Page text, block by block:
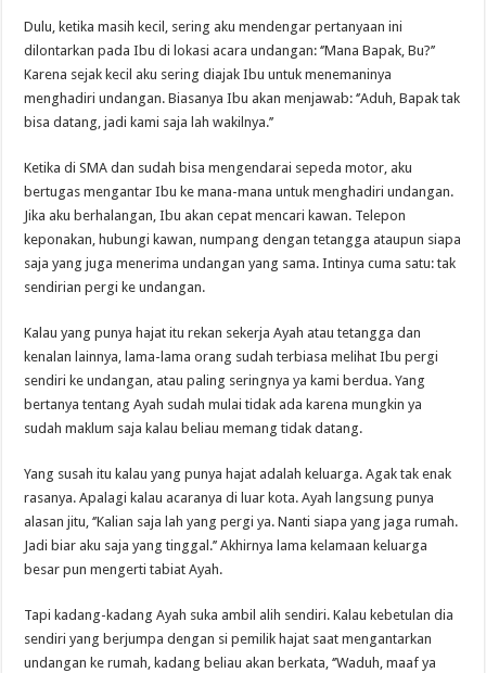
Dulu, ketika masih kecil, sering aku mendengar pertanyaan ini
dilontarkan pada Ibu di lokasi acara undangan: ‘’Mana Bapak, Bu?’’
Karena sejak kecil aku sering diajak Ibu untuk menemaninya
menghadiri undangan. Biasanya Ibu akan menjawab: ‘’Aduh, Bapak tak
bisa datang, jadi kami saja lah wakilnya.’’
Ketika di SMA dan sudah bisa mengendarai sepeda motor, aku
bertugas mengantar Ibu ke mana-mana untuk menghadiri undangan.
Jika aku berhalangan, Ibu akan cepat mencari kawan. Telepon
keponakan, hubungi kawan, numpang dengan tetangga ataupun siapa
saja yang juga menerima undangan yang sama. Intinya cuma satu: tak
sendirian pergi ke undangan.
Kalau yang punya hajat itu rekan sekerja Ayah atau tetangga dan
kenalan lainnya, lama-lama orang sudah terbiasa melihat Ibu pergi
sendiri ke undangan, atau paling seringnya ya kami berdua. Yang
bertanya tentang Ayah sudah mulai tidak ada karena mungkin ya
sudah maklum saja kalau beliau memang tidak datang.
Yang susah itu kalau yang punya hajat adalah keluarga. Agak tak enak
rasanya. Apalagi kalau acaranya di luar kota. Ayah langsung punya
alasan jitu, ‘’Kalian saja lah yang pergi ya. Nanti siapa yang jaga rumah.
Jadi biar aku saja yang tinggal.’’ Akhirnya lama kelamaan keluarga
besar pun mengerti tabiat Ayah.
Tapi kadang-kadang Ayah suka ambil alih sendiri. Kalau kebetulan dia
sendiri yang berjumpa dengan si pemilik hajat saat mengantarkan
undangan ke rumah, kadang beliau akan berkata, ‘’Waduh, maaf ya